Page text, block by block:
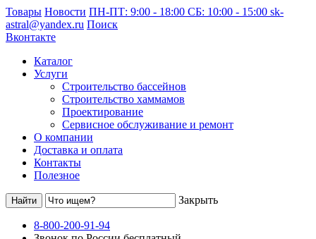
Товары Новости ПН-ПТ: 9:00 - 18:00 СБ: 10:00 - 15:00 sk-
astral@yandex.ru Поиск
Вконтакте
Каталог
Услуги
Строительство бассейнов
Строительство хаммамов
Проектирование
Сервисное обслуживание и ремонт
О компании
Доставка и оплата
Контакты
Полезное
Закрыть
8-800-200-91-94